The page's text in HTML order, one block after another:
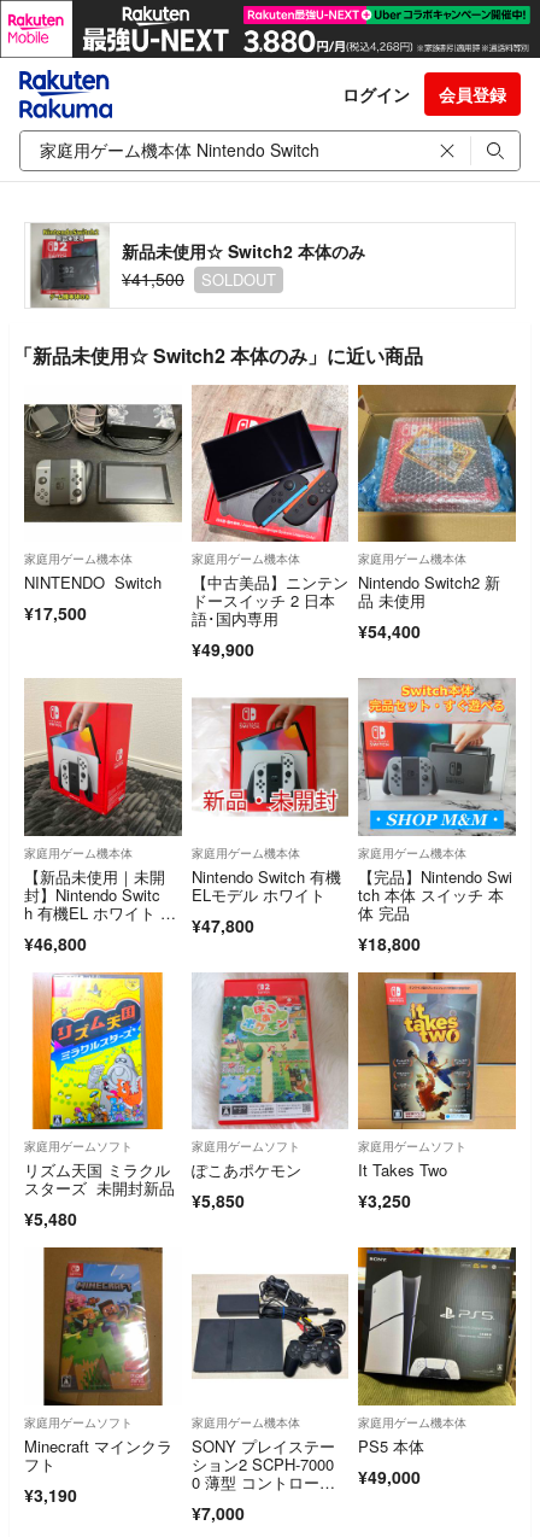
ログイン 会員登録
新品未使用☆ Switch2 本体のみ
¥41,500
SOLDOUT
「新品未使用☆ Switch2 本体のみ」に近い商品
家庭用ゲーム機本体
NINTENDO Switch
¥17,500
家庭用ゲーム機本体
【中古美品】ニンテン
ドースイッチ 2 日本
語･国内専用
¥49,900
家庭用ゲーム機本体
Nintendo Switch2 新
品 未使用
¥54,400
家庭用ゲーム機本体
【新品未使用｜未開
封】Nintendo Switc
h 有機EL ホワイト 本
¥46,800
家庭用ゲーム機本体
Nintendo Switch 有機
ELモデル ホワイト
¥47,800
家庭用ゲーム機本体
【完品】Nintendo Swi
tch 本体 スイッチ 本
体 完品
¥18,800
家庭用ゲームソフト
リズム天国 ミラクル
スターズ 未開封新品
¥5,480
家庭用ゲームソフト
ぽこあポケモン
¥5,850
家庭用ゲームソフト
It Takes Two
¥3,250
家庭用ゲームソフト
Minecraft マインクラ
フト
¥3,190
家庭用ゲーム機本体
SONY プレイステー
ション2 SCPH-7000
0 薄型 コントローラ
¥7,000
家庭用ゲーム機本体
PS5 本体
¥49,000